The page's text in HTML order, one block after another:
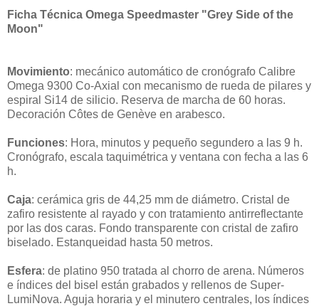
Ficha Técnica Omega Speedmaster "Grey Side of the
Moon"
Movimiento: mecánico automático de cronógrafo Calibre
Omega 9300 Co-Axial con mecanismo de rueda de pilares y
espiral Si14 de silicio. Reserva de marcha de 60 horas.
Decoración Côtes de Genève en arabesco.
Funciones: Hora, minutos y pequeño segundero a las 9 h.
Cronógrafo, escala taquimétrica y ventana con fecha a las 6
h.
Caja: cerámica gris de 44,25 mm de diámetro. Cristal de
zafiro resistente al rayado y con tratamiento antirreflectante
por las dos caras. Fondo transparente con cristal de zafiro
biselado. Estanqueidad hasta 50 metros.
Esfera: de platino 950 tratada al chorro de arena. Números
e índices del bisel están grabados y rellenos de Super-
LumiNova. Aguja horaria y el minutero centrales, los índices